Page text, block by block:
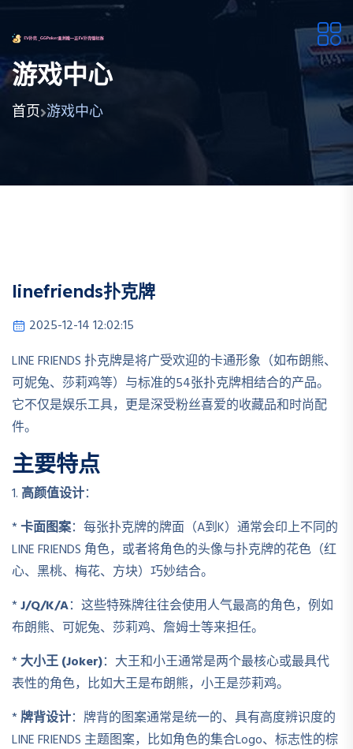
游戏中心
首页 游戏中心
linefriends扑克牌
2025-12-14 12:02:15
LINE FRIENDS 扑克牌是将广受欢迎的卡通形象（如布朗熊、
可妮兔、莎莉鸡等）与标准的54张扑克牌相结合的产品。
它不仅是娱乐工具，更是深受粉丝喜爱的收藏品和时尚配
件。
主要特点
1. 高颜值设计：
*卡面图案：每张扑克牌的牌面（A到K）通常会印上不同的
LINE FRIENDS 角色，或者将角色的头像与扑克牌的花色（红
心、黑桃、梅花、方块）巧妙结合。
*J/Q/K/A：这些特殊牌往往会使用人气最高的角色，例如
布朗熊、可妮兔、莎莉鸡、詹姆士等来担任。
*大小王 (Joker)：大王和小王通常是两个最核心或最具代
表性的角色，比如大王是布朗熊，小王是莎莉鸡。
*牌背设计：牌背的图案通常是统一的、具有高度辨识度的
LINE FRIENDS 主题图案，比如角色的集合Logo、标志性的棕